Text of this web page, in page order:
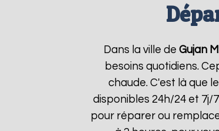
Dans la ville de Gujan
besoins quotidiens.
chaude. C'est là que le
disponibles 24h/24 et 7j/
pour réparer ou